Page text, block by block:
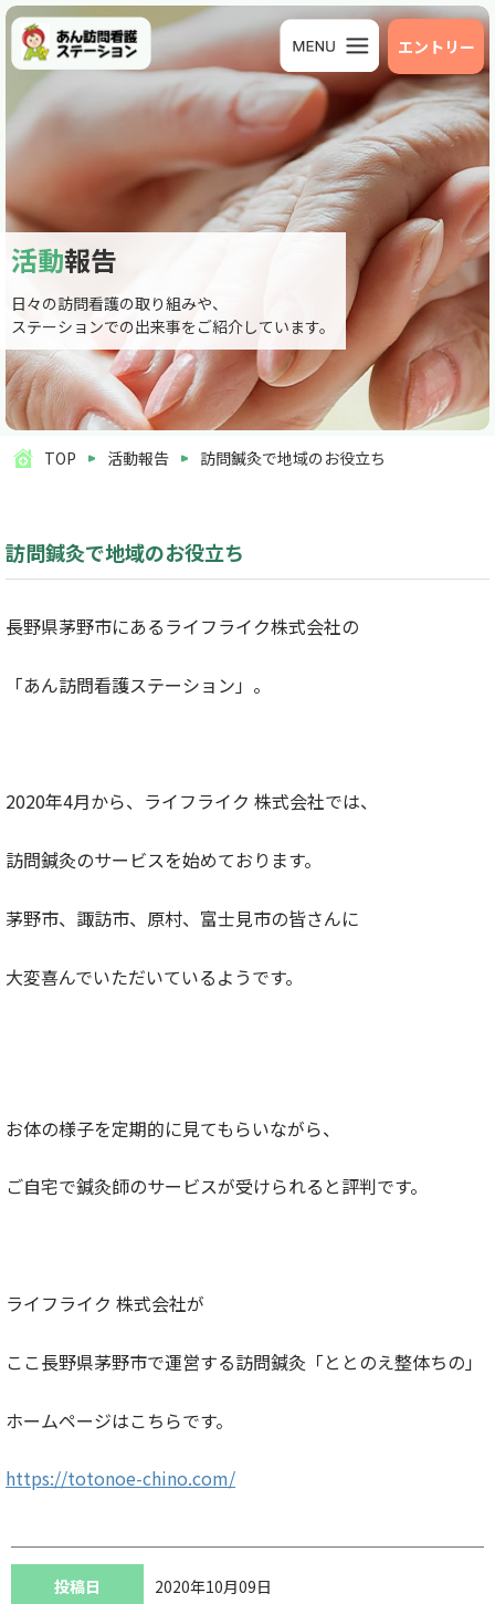
エントリー
活動報告
日々の訪問看護の取り組みや、
ステーションでの出来事をご紹介しています。
TOP 活動報告 訪問鍼灸で地域のお役立ち
訪問鍼灸で地域のお役立ち
長野県茅野市にあるライフライク株式会社の
「あん訪問看護ステーション」。
2020年4月から、ライフライク 株式会社では、
訪問鍼灸のサービスを始めております。
茅野市、諏訪市、原村、富士見市の皆さんに
大変喜んでいただいているようです。
お体の様子を定期的に見てもらいながら、
ご自宅で鍼灸師のサービスが受けられると評判です。
ライフライク 株式会社が
ここ長野県茅野市で運営する訪問鍼灸「ととのえ整体ちの」
ホームページはこちらです。
https://totonoe-chino.com/
投稿日 2020年10月09日